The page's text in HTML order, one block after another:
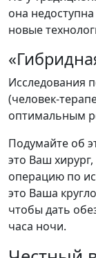
она
новые
Исследования
(человек-
оптимальным
Подумайте об
это Ваш
операцию по
это Ваша
чтобы дать
часа ночи.